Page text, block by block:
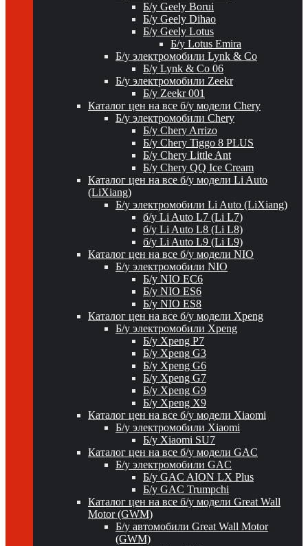
Б/у Geely Borui
Б/у Geely Dihao
Б/у Geely Lotus
Б/у Lotus Emira
Б/у электромобили Lynk & Co
Б/у Lynk & Co 06
Б/у электромобили Zeekr
Б/у Zeekr 001
Каталог цен на все б/у модели Chery
Б/у электромобили Chery
Б/у Chery Arrizo
Б/у Chery Tiggo 8 PLUS
Б/у Chery Little Ant
Б/у Chery QQ Ice Cream
Каталог цен на все б/у модели Li Auto
(LiXiang)
Б/у электромобили Li Auto (LiXiang)
б/у Li Auto L7 (Li L7)
б/у Li Auto L8 (Li L8)
б/у Li Auto L9 (Li L9)
Каталог цен на все б/у модели NIO
Б/у электромобили NIO
Б/у NIO EC6
Б/у NIO ES6
Б/у NIO ES8
Каталог цен на все б/у модели Xpeng
Б/у электромобили Xpeng
Б/у Xpeng P7
Б/у Xpeng G3
Б/у Xpeng G6
Б/у Xpeng G7
Б/у Xpeng G9
Б/у Xpeng X9
Каталог цен на все б/у модели Xiaomi
Б/у электромобили Xiaomi
Б/у Xiaomi SU7
Каталог цен на все б/у модели GAC
Б/у электромобили GAC
Б/у GAC AION LX Plus
Б/у GAC Trumpchi
Каталог цен на все б/у модели Great Wall
Motor (GWM)
Б/у автомобили Great Wall Motor
(GWM)